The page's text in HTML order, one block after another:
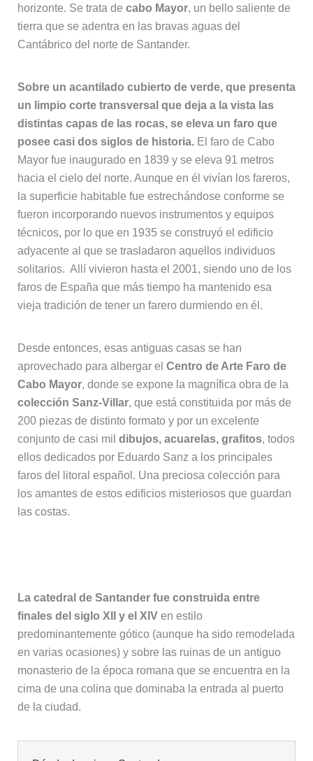
horizonte. Se trata de cabo Mayor, un bello saliente de
tierra que se adentra en las bravas aguas del
Cantábrico del norte de Santander.
Sobre un acantilado cubierto de verde, que presenta
un limpio corte transversal que deja a la vista las
distintas capas de las rocas, se eleva un faro que
posee casi dos siglos de historia.El faro de Cabo
Mayor fue inaugurado en 1839 y se eleva 91 metros
hacia el cielo del norte. Aunque en él vivían los fareros,
la superficie habitable fue estrechándose conforme se
fueron incorporando nuevos instrumentos y equipos
técnicos, por lo que en 1935 se construyó el edificio
adyacente al que se trasladaron aquellos individuos
solitarios. Allí vivieron hasta el 2001, siendo uno de los
faros de España que más tiempo ha mantenido esa
vieja tradición de tener un farero durmiendo en él.
Desde entonces, esas antiguas casas se han
aprovechado para albergar el Centro de Arte Faro de
Cabo Mayor, donde se expone la magnífica obra de la
colección Sanz-Villar, que está constituida por más de
200 piezas de distinto formato y por un excelente
conjunto de casi mil dibujos, acuarelas, grafitos, todos
ellos dedicados por Eduardo Sanz a los principales
faros del litoral español. Una preciosa colección para
los amantes de estos edificios misteriosos que guardan
las costas.
La catedral de Santander fue construida entre
finales del siglo XII y el XIVen estilo
predominantemente gótico (aunque ha sido remodelada
en varias ocasiones) y sobre las ruinas de un antiguo
monasterio de la época romana que se encuentra en la
cima de una colina que dominaba la entrada al puerto
de la ciudad.